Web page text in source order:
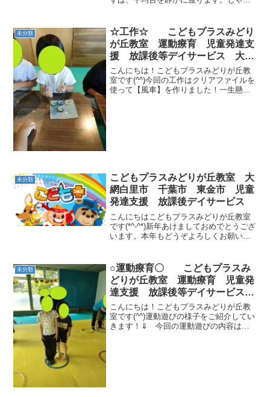
養われます。敵に見つからず静かに渡れ
ました！次は跳...
未分類
☆工作☆ こどもプラスみどり
が丘教室 運動療育 児童発達支
援 放課後等デイサービス 大網
白里市 千葉市 教室見学・体験
こんにちは！こどもプラスみどりが丘教
室です(^^)今回の工作はクリアファイルを
使って【風車】を作りました！一生懸命
未分類
こどもプラスみどりが丘教室 大
網白里市 千葉市 東金市 児童
発達支援 放課後デイサービス
こんにちはこどもプラスみどりが丘教室
です(*^-^*)新年あけましておめでとうござ
います。本年もどうぞよろしくお願い致
学生のぐるぐる！右側は未就学児のぐる
ぐる！ ...
未分類
○運動療育〇 こどもプラスみ
どりが丘教室 運動療育 児童発
達支援 放課後等デイサービス
大網白里市 千葉市 教室見学・
体験
こんにちは！こどもプラスみどりが丘教
室です(^^)運動遊びの様子をご紹介してい
きます！⇓ 今回の運動遊びの内容はこ